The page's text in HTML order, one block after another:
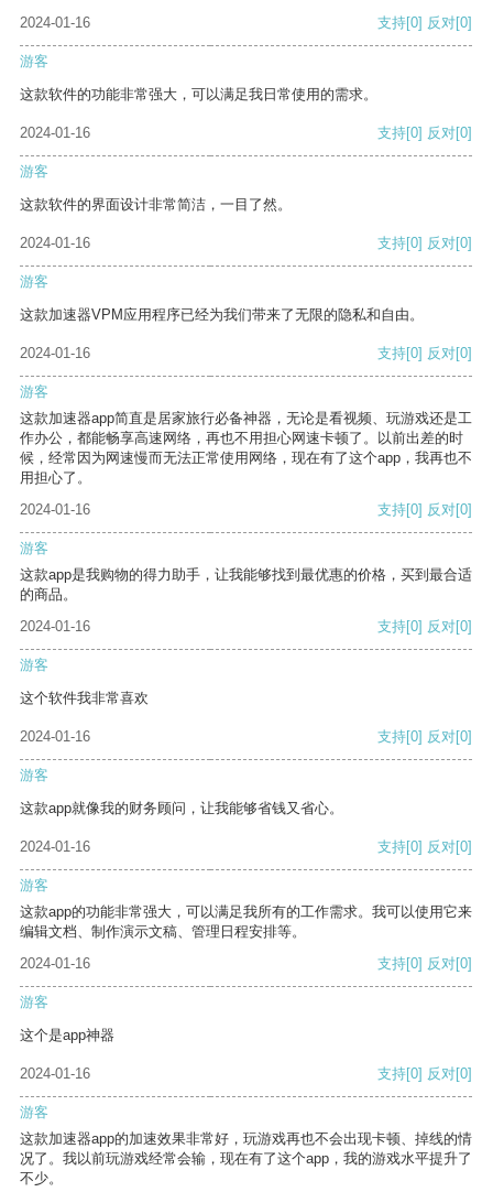
2024-01-16 支持[0] 反对[0]
游客
这款软件的功能非常强大，可以满足我日常使用的需求。
2024-01-16 支持[0] 反对[0]
游客
这款软件的界面设计非常简洁，一目了然。
2024-01-16 支持[0] 反对[0]
游客
这款加速器VPM应用程序已经为我们带来了无限的隐私和自由。
2024-01-16 支持[0] 反对[0]
游客
这款加速器app简直是居家旅行必备神器，无论是看视频、玩游戏还是工
作办公，都能畅享高速网络，再也不用担心网速卡顿了。以前出差的时
候，经常因为网速慢而无法正常使用网络，现在有了这个app，我再也不
用担心了。
2024-01-16
支持[0] 反对[0]
游客
这款app是我购物的得力助手，让我能够找到最优惠的价格，买到最合适
的商品。
2024-01-16
支持[0] 反对[0]
游客
这个软件我非常喜欢
2024-01-16 支持[0] 反对[0]
游客
这款app就像我的财务顾问，让我能够省钱又省心。
2024-01-16 支持[0] 反对[0]
游客
这款app的功能非常强大，可以满足我所有的工作需求。我可以使用它来
编辑文档、制作演示文稿、管理日程安排等。
2024-01-16
支持[0] 反对[0]
游客
这个是app神器
2024-01-16 支持[0] 反对[0]
游客
这款加速器app的加速效果非常好，玩游戏再也不会出现卡顿、掉线的情
况了。我以前玩游戏经常会输，现在有了这个app，我的游戏水平提升了
不少。